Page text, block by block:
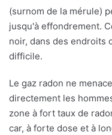
(surnom de la mérule)
jusqu'à effondrement.
noir, dans des endroits
difficile.
Le gaz radon ne
directement les
zone à fort taux de
car, à forte dose et à